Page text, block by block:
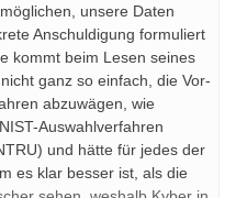
unsere Daten
Anschuldigung formuliert
kommt beim Lesen seines
ganz so einfach, die Vor-
abzuwägen, wie
Auswahlverfahren
und hätte für jedes der
es klar besser ist, als die